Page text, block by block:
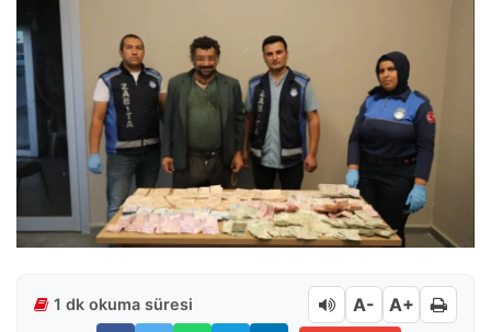
1 dk okuma süresi A- A+